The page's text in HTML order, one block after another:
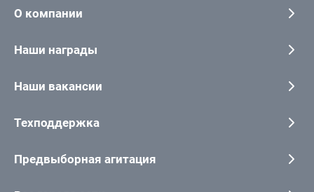
О компании
Наши награды
Наши вакансии
Техподдержка
Предвыборная агитация